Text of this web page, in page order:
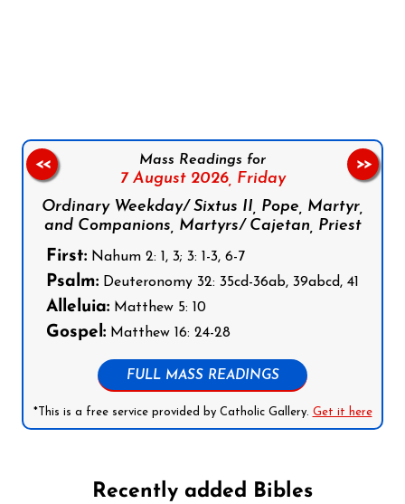
Mass Readings for
7 August 2026, Friday
Ordinary Weekday/ Sixtus II, Pope, Martyr,
and Companions, Martyrs/ Cajetan, Priest
First: Nahum 2: 1, 3; 3: 1-3, 6-7
Psalm: Deuteronomy 32: 35cd-36ab, 39abcd, 41
Alleluia: Matthew 5: 10
Gospel: Matthew 16: 24-28
FULL MASS READINGS
*This is a free service provided by Catholic Gallery. Get it here
<< >>
Recently added Bibles